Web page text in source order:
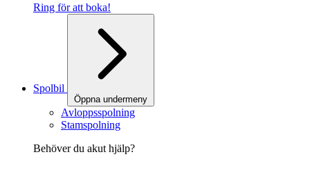
Ring för att boka!
Spolbil
Öppna undermeny
Avloppsspolning
Stamspolning
Behöver du akut hjälp?